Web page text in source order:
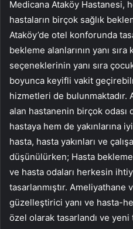
Medicana Ataköy Hastanesi,
hastaların birçok sağlık
Ataköy’de otel konforunda
bekleme alanlarının yanı
seçeneklerinin yanı sıra
boyunca keyifli vakit
hizmetleri de bulunmaktadır.
alan hastanenin birçok odası
hastaya hem de yakınlarına
hasta, hasta yakınları ve
düşünülürken; Hasta
ve hasta odaları herkesin
tasarlanmıştır. Ameliyathane
güzelleştirici yanı ve hasta-
özel olarak tasarlandı ve yeni